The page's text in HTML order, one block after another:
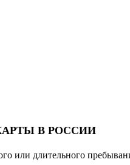
В РОССИИ
или длительного